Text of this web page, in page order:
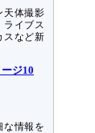
天体撮影
ライブス
スなど新
ジ10
な情報を